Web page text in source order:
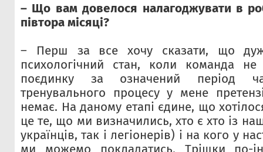
– Що вам довелося налагоджувати в
півтора місяці?
– Перш за все хочу сказати, що
психологічний стан, коли команда
поєдинку за означений період
тренувального процесу у мене
немає. На даному етапі єдине, що
це те, що ми визначились, хто є хто із
українців, так і легіонерів) і на кого у
ми можемо покладатись. Трішки по-